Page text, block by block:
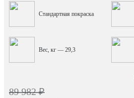
Стандартная покраска
Вес, кг — 29,3
89 982 ₽